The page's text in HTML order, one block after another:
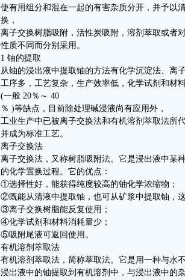
使有用组分和混在一起的有害杂质分开，并予以
换，
离子交换树脂吸附，活性炭吸附，溶剂萃取或者
性质不同而分别采用。
1 铀的提取
从铀的浸出液中提取铀的方法有化学沉淀法、离
工序多，工艺复杂，生产效率低，化学试剂和材
(一般 20％～ 40
％ )等缺点，目前除处理碱浸液尚有应用外，
工业生产中已被离子交换法和有机溶剂萃取法所
并成为标准工艺。
离子交换法
离子交换法，又称树脂吸附法。它是浸出液中某
的化学置换过程。它的优点：
①选择性好，能获得纯度较高的铀化学浓缩物；
②既能从清液中提取铀，也可从矿浆中提取铀，
③离子交换树脂能反复使用；
④化学试剂和材料消耗量少；
⑤吸附尾液可返回使用。
有机溶剂萃取法
有机溶剂萃取法，简称萃取法。它是用一种与水
浸出液中的铀提取到有机溶剂中，与浸出液中的